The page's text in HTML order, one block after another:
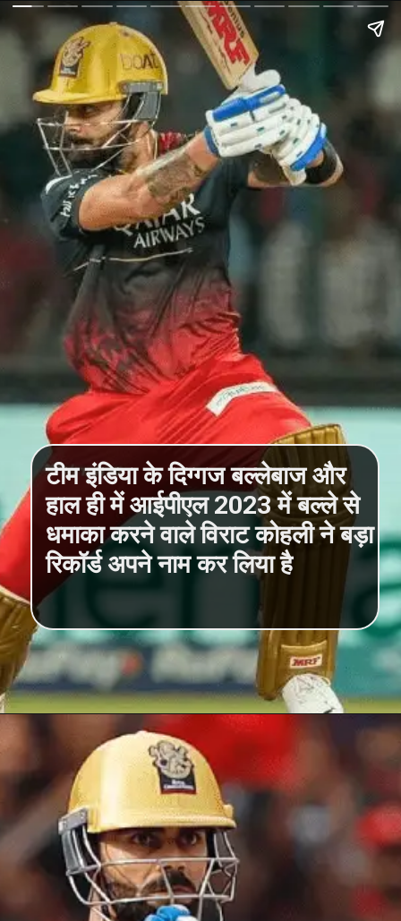
टीम इंडिया के दिग्गज बल्लेबाज और
हाल ही में आईपीएल 2023 में बल्ले से
धमाका करने वाले विराट कोहली ने बड़ा
रिकॉर्ड अपने नाम कर लिया है